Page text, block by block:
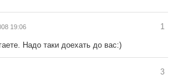
19:06 1
Надо таки доехать до вас:)
3